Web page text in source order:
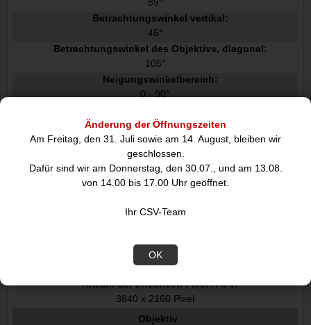
Änderung der Öffnungszeiten
Am Freitag, den 31. Juli sowie am 14. August, bleiben wir
geschlossen.
Dafür sind wir am Donnerstag, den 30.07., und am 13.08.
von 14.00 bis 17.00 Uhr geöffnet.
Ihr CSV-Team
OK
Betrachtungswinkel vertikal:
46°
Betrachtungswinkel des Objektivs, diagonal:
105°
Neigungswinkelbereich:
0 - 90°
0 - 340°
Bildsensor
Sensor-Typ:
CMOS
Anzahl der Sensoren:
1
Vollbildverfahren:
Anzahl der effektiven Pixel H x V:
3840 x 2160 Pixel
Objektiv